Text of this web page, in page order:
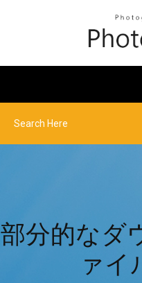
部分的なダ
ァイ